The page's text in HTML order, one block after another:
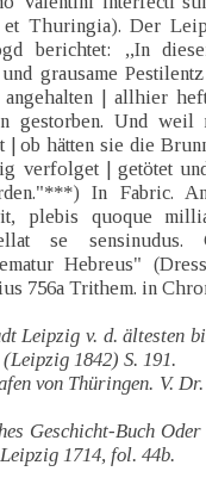
et Thuringia). Der
berichtet: ,,In
grausame
| allhier
gestorben. Und weil
| ob hätten sie die
verfolget | getötet
In Fabric.
plebis quoque
se sensinudus.
Hebreus"
756a Trithem. in
Leipzig v. d. ältesten
1842) S. 191.
von Thüringen. V.
Geschicht-Buch Oder
1714, fol. 44b.